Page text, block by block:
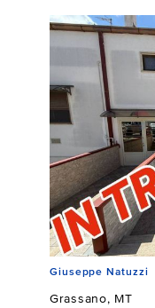
Giuseppe Natuzzi
Grassano, MT